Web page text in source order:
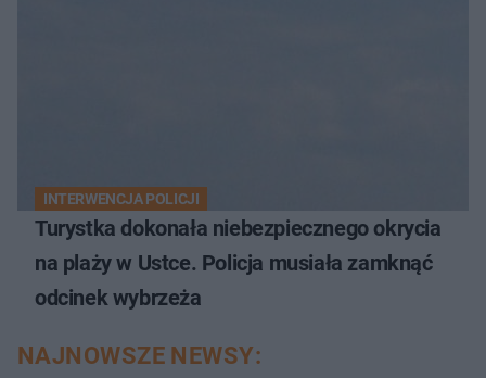
INTERWENCJA POLICJI
Turystka dokonała niebezpiecznego okrycia
na plaży w Ustce. Policja musiała zamknąć
odcinek wybrzeża
NAJNOWSZE NEWSY: